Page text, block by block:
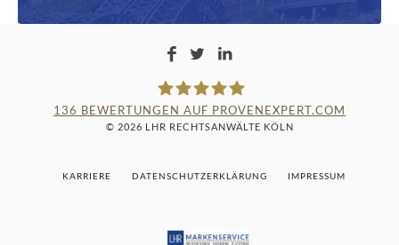
136 BEWERTUNGEN AUF PROVENEXPERT.COM
© 2026 LHR RECHTSANWÄLTE KÖLN
KARRIERE DATENSCHUTZERKLÄRUNG IMPRESSUM